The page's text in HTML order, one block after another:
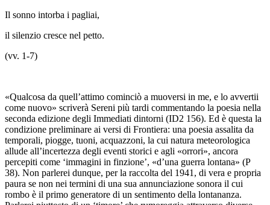
Il sonno intorba i pagliai,
il silenzio cresce nel petto.
(vv. 1-7)
«Qualcosa da quell’attimo cominciò a muoversi in me, e lo avvertii
come nuovo» scriverà Sereni più tardi commentando la poesia nella
seconda edizione degli Immediati dintorni (ID2 156). Ed è questa la
condizione preliminare ai versi di Frontiera: una poesia assalita da
temporali, piogge, tuoni, acquazzoni, la cui natura meteorologica
allude all’incertezza degli eventi storici e agli «orrori», ancora
percepiti come ‘immagini in finzione’, «d’una guerra lontana» (P
38). Non parlerei dunque, per la raccolta del 1941, di vera e propria
paura se non nei termini di una sua annunciazione sonora il cui
rombo è il primo generatore di un sentimento della lontananza.